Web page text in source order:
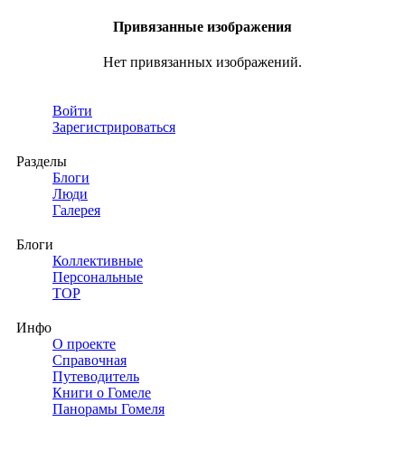
Привязанные изображения
Нет привязанных изображений.
Войти
Зарегистрироваться
Разделы
Блоги
Люди
Галерея
Блоги
Коллективные
Персональные
TOP
Инфо
О проекте
Справочная
Путеводитель
Книги о Гомеле
Панорамы Гомеля